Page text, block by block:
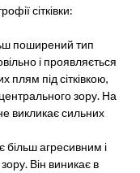
сітківки:
поширений тип
і проявляється
плям під сітківкою,
зору. На
викликає сильних
більш агресивним і
Він виникає в